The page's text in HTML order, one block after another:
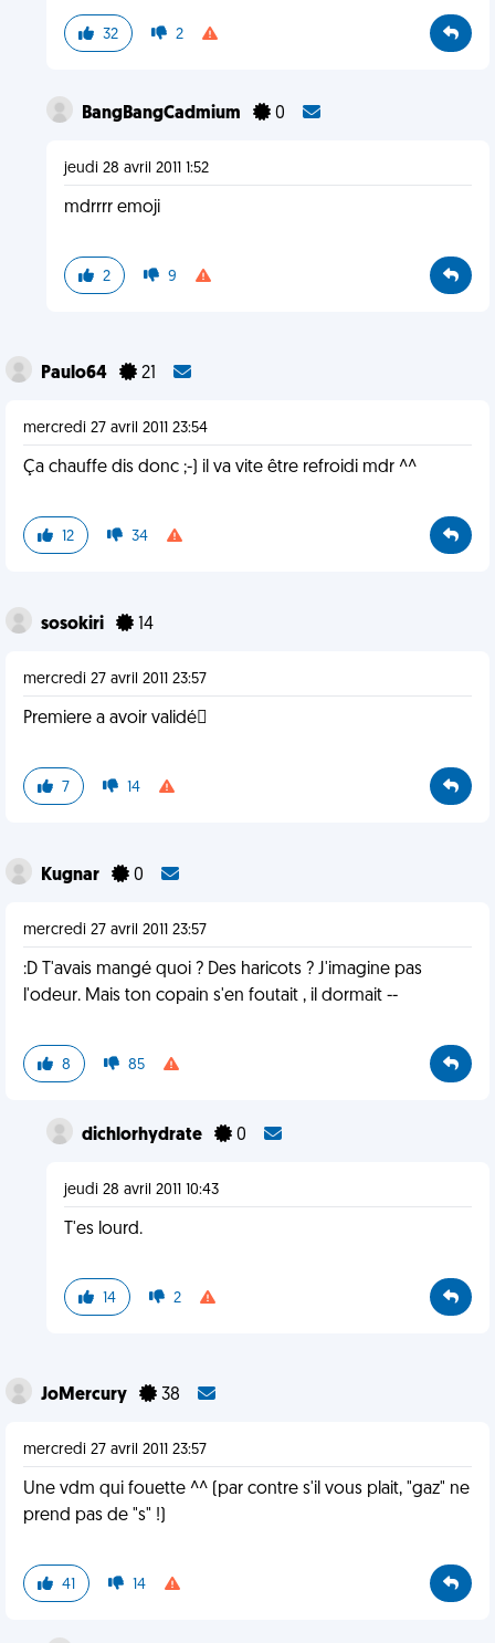
32 2
BangBangCadmium 0
jeudi 28 avril 2011 1:52
mdrrrr emoji
2 9
Paulo64 21
mercredi 27 avril 2011 23:54
Ça chauffe dis donc ;-) il va vite être refroidi mdr ^^
12 34
sosokiri 14
mercredi 27 avril 2011 23:57
Premiere a avoir validé
7 14
Kugnar 0
mercredi 27 avril 2011 23:57
:D T'avais mangé quoi ? Des haricots ? J'imagine pas
l'odeur. Mais ton copain s'en foutait , il dormait --
8 85
dichlorhydrate 0
jeudi 28 avril 2011 10:43
T'es lourd.
14 2
JoMercury 38
mercredi 27 avril 2011 23:57
Une vdm qui fouette ^^ (par contre s'il vous plait, "gaz" ne
prend pas de "s" !)
41 14